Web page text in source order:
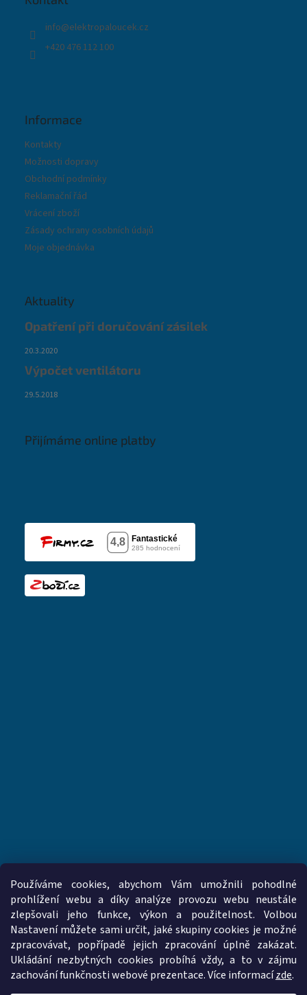
Používáme cookies, abychom Vám umožnili pohodlné
prohlížení webu a díky analýze provozu webu neustále
zlepšovali jeho funkce, výkon a použitelnost. Volbou
Nastavení můžete sami určit, jaké skupiny cookies je možné
zpracovávat, popřípadě jejich zpracování úplně zakázat.
Ukládání nezbytných cookies probíhá vždy, a to v zájmu
zachování funkčnosti webové prezentace. Více informacízde.
info@elektropaloucek.cz
+420 476 112 100
Informace
Kontakty
Možnosti dopravy
Obchodní podmínky
Reklamační řád
Vrácení zboží
Zásady ochrany osobních údajů
Moje objednávka
Aktuality
Opatření při doručování zásilek
20.3.2020
Výpočet ventilátoru
29.5.2018
Přijímáme online platby
www.vzduchotechnika-ventilatory.cz www.palmat.cz